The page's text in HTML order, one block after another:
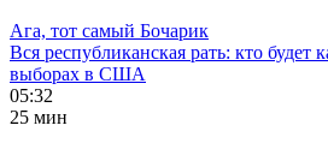
Ага, тот самый Бочарик
Вся республиканская рать: кто будет
выборах в США
05:32
25 мин